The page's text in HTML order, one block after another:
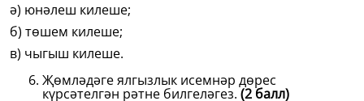
ә) юнәлеш килеше;
б) төшем килеше;
в) чыгыш килеше.
Җөмләдәге ялгызлык исемнәр дөрес
күрсәтелгән рәтне билгеләгез. (2 балл)